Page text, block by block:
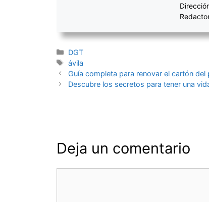
Categorías
DGT
Etiquetas
ávila
Navegación
de
Guía completa para renovar el cartón del
Descubre los secretos para tener una
Deja un comentario